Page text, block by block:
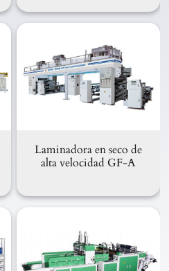
Laminadora en seco de
alta velocidad GF-A